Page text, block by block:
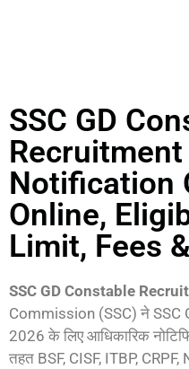
SSC GD
Notification
Online,
Limit, Fees
SSC GD Constable
Commission (SSC) ने
2026 के लिए आधिकारिक
तहत BSF, CISF, ITBP,